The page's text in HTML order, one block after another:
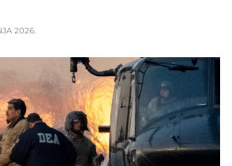
2026.